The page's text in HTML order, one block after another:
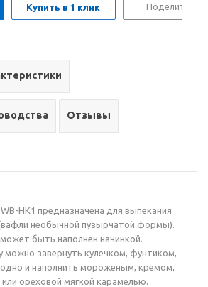
Купить в 1 клик Поделиться
Отзывы
HK1 предназначена для выпекания
необычной пузырчатой формы).
быть наполнен начинкой.
можно завернуть кулечком, фунтиком,
и наполнить мороженым, кремом,
ореховой мягкой карамелью.